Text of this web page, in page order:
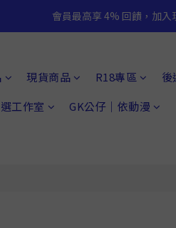
會員最高享 4% 回饋，加
現貨商品 R18專區 後
工作室
GK公仔｜依動漫